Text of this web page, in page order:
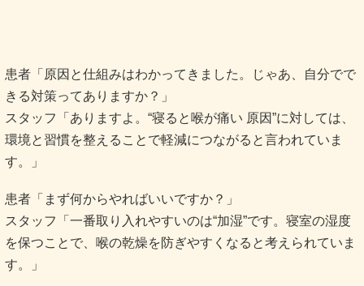
患者「原因と仕組みはわかってきました。じゃあ、自分でで
きる対策ってありますか？」
スタッフ「ありますよ。“寝ると喉が痛い 原因”に対しては、
環境と習慣を整えることで軽減につながると言われていま
す。」
患者「まず何からやればいいですか？」
スタッフ「一番取り入れやすいのは“加湿”です。寝室の湿度
を保つことで、喉の乾燥を防ぎやすくなると考えられていま
す。」